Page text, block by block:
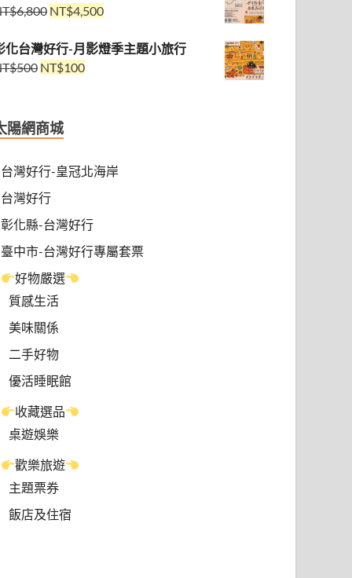
6,800 NT$4,500
化台灣好行-月影燈季主題小旅行
500 NT$100
陽網商城
台灣好行-皇冠北海岸
台灣好行
彰化縣-台灣好行
臺中市-台灣好行專屬套票
好物嚴選
質感生活
美味關係
二手好物
優活睡眠館
收藏選品
桌遊娛樂
歡樂旅遊
主題票券
飯店及住宿